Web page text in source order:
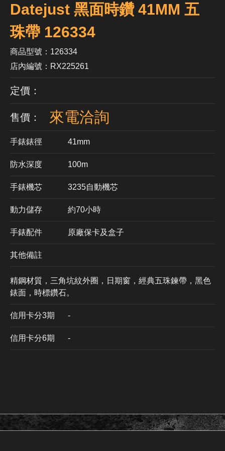
Datejust 黑面時鑽 41MM 五
珠帶 126334
商品型號：126334
店內編號：RX225261
定價：
售價： 來電洽詢
手錶錶徑 41mm
防水深度 100m
手錶機芯 ​3235自動機芯
動力儲存 約70小時
手錶配件 原廠保卡及盒子
其他備註
精鋼材質，三角坑紋外圈，日期窗，經典五珠鍊帶，黑色
錶面，時標鑽石。
信用卡分3期 ​-
信用卡分6期 -